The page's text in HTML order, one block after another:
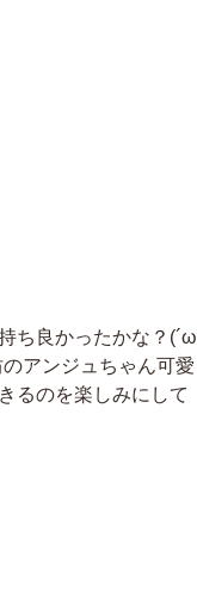
ち良かったかな？(´ω
アンジュちゃん可愛
るのを楽しみにして